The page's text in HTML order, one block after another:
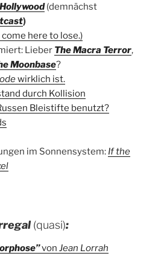
(demnächst
)
come here to lose.)
Lieber The Macra Terror,
Moonbase?
wirklich ist.
durch Kollision
Bleistifte benutzt?
im Sonnensystem: If the
(quasi):
von Jean Lorrah